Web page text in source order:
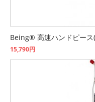
Being® 高速ハンドピース
15,790円